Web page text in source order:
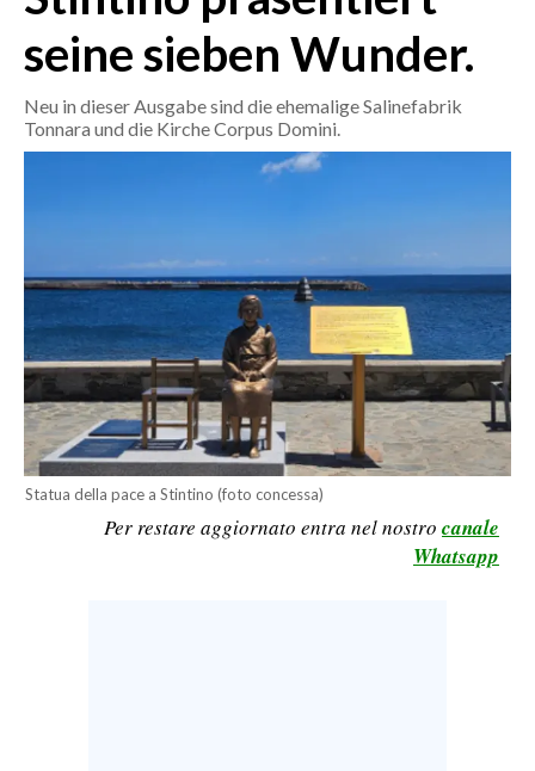
CRONACA
MONDO
SERVIZI ALLE IMPRESE
LAVORO
BANDI
SPORT IN SARDEGNA
SPORT
RISULTATI E CLASSIFICHE
seine sieben Wunder.
Neu in dieser Ausgabe sind die ehemalige Salinefabrik
Tonnara und die Kirche Corpus Domini.
Statua della pace a Stintino (foto concessa)
Per restare aggiornato entra nel nostro canale
Whatsapp